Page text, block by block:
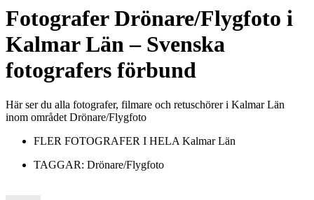
FotograferDrönare/Flygfoto i
Kalmar Län– Svenska
fotografers förbund
Här ser du alla fotografer, filmare och retuschörer i Kalmar Län
inom området Drönare/Flygfoto
FLER FOTOGRAFER I HELA Kalmar Län
TAGGAR: Drönare/Flygfoto